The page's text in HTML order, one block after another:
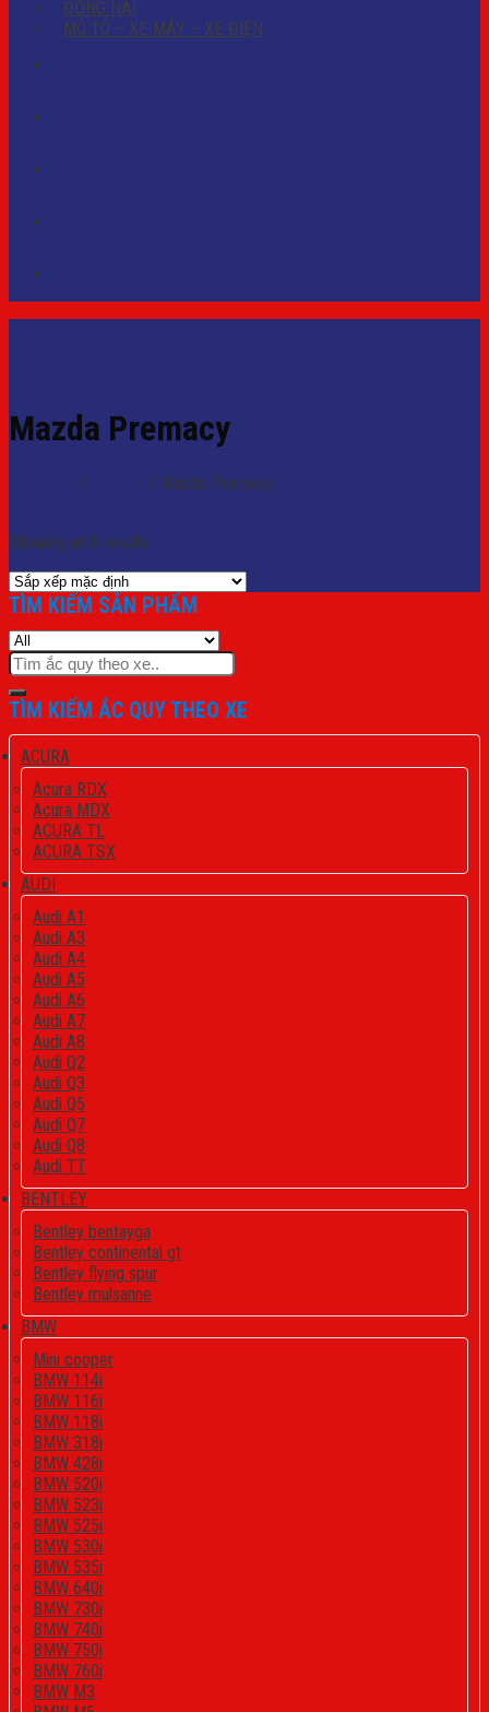
ĐỒNG NAI
MÔ TÔ – XE MÁY – XE ĐIỆN
Mazda Premacy
/ / Mazda Premacy
Showing all 8 results
TÌM KIẾM SẢN PHẨM
Tìm
kiếm:
TÌM KIẾM ẮC QUY THEO XE
ACURA
Acura RDX
Acura MDX
ACURA TL
ACURA TSX
AUDI
Audi A1
Audi A3
Audi A4
Audi A5
Audi A6
Audi A7
Audi A8
Audi Q2
Audi Q3
Audi Q5
Audi Q7
Audi Q8
Audi TT
BENTLEY
Bentley bentayga
Bentley continental gt
Bentley flying spur
Bentley mulsanne
BMW
Mini cooper
BMW 114i
BMW 116i
BMW 118i
BMW 318i
BMW 428i
BMW 520i
BMW 523i
BMW 525i
BMW 530i
BMW 535i
BMW 640i
BMW 730i
BMW 740i
BMW 750i
BMW 760i
BMW M3